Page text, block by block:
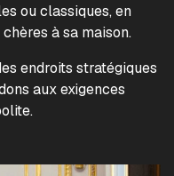
ou classiques, en
à sa maison.
endroits stratégiques
aux exigences